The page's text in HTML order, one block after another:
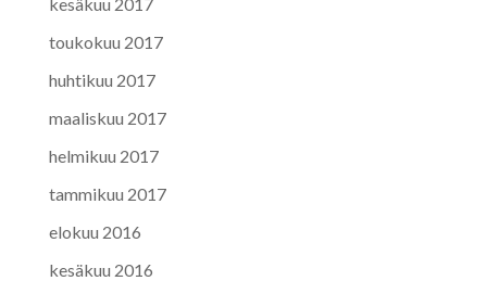
toukokuu 2017
huhtikuu 2017
maaliskuu 2017
helmikuu 2017
tammikuu 2017
elokuu 2016
kesäkuu 2016